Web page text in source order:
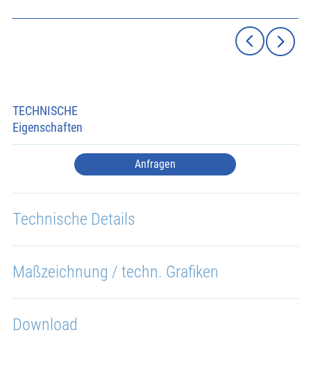
TECHNISCHE
Eigenschaften
Anfragen
Technische Details
Maßzeichnung / techn. Grafiken
Download